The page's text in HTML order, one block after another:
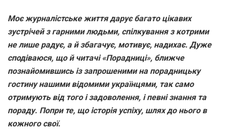
Моє журналістське життя дарує багато цікавих
зустрічей з гарними людьми, спілкування з котрими
не лише радує, а й збагачує, мотивує, надихає. Дуже
сподіваюся, що й читачі «Порадниці», ближче
познайомившись із запрошеними на порадницьку
гостину нашими відомими українцями, так само
отримують від того і задоволення, і певні знання та
пораду. Попри те, що історія успіху, шлях до нього в
кожного свої.